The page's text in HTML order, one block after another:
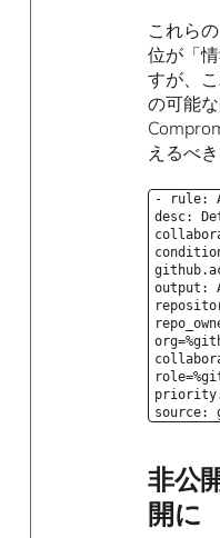
これら
位が「
すが、
の可能
えるべ
- rule:
desc:
output:
priority:
source:
非公
開に